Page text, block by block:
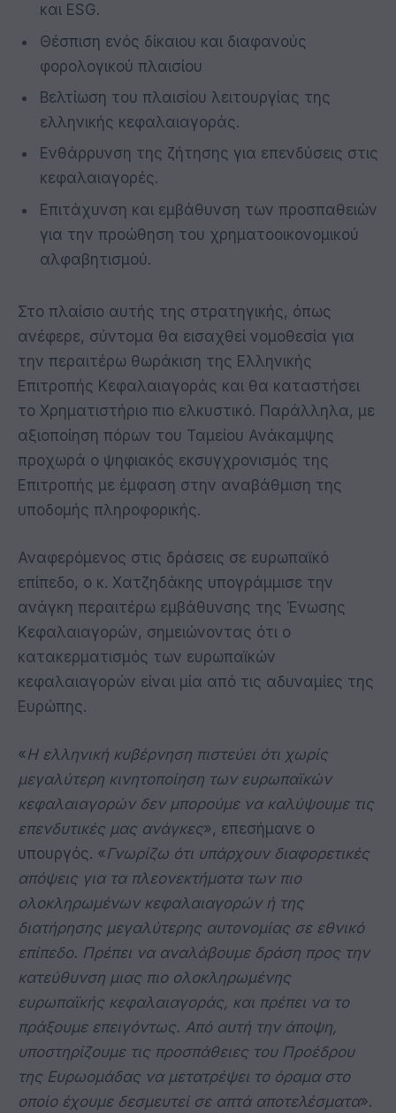
και ESG.
Θέσπιση ενός δίκαιου και διαφανούς
φορολογικού πλαισίου
Βελτίωση του πλαισίου λειτουργίας της
ελληνικής κεφαλαιαγοράς.
Ενθάρρυνση της ζήτησης για επενδύσεις στις
κεφαλαιαγορές.
Επιτάχυνση και εμβάθυνση των προσπαθειών
για την προώθηση του χρηματοοικονομικού
αλφαβητισμού.
Στο πλαίσιο αυτής της στρατηγικής, όπως
ανέφερε, σύντομα θα εισαχθεί νομοθεσία για
την περαιτέρω θωράκιση της Ελληνικής
Επιτροπής Κεφαλαιαγοράς και θα καταστήσει
το Χρηματιστήριο πιο ελκυστικό. Παράλληλα, με
αξιοποίηση πόρων του Ταμείου Ανάκαμψης
προχωρά ο ψηφιακός εκσυγχρονισμός της
Επιτροπής με έμφαση στην αναβάθμιση της
υποδομής πληροφορικής.
Αναφερόμενος στις δράσεις σε ευρωπαϊκό
επίπεδο, ο κ. Χατζηδάκης υπογράμμισε την
ανάγκη περαιτέρω εμβάθυνσης της Ένωσης
Κεφαλαιαγορών, σημειώνοντας ότι ο
κατακερματισμός των ευρωπαϊκών
κεφαλαιαγορών είναι μία από τις αδυναμίες της
Ευρώπης.
«Η ελληνική κυβέρνηση πιστεύει ότι χωρίς
μεγαλύτερη κινητοποίηση των ευρωπαϊκών
κεφαλαιαγορών δεν μπορούμε να καλύψουμε τις
επενδυτικές μας ανάγκες», επεσήμανε ο
υπουργός. «Γνωρίζω ότι υπάρχουν διαφορετικές
απόψεις για τα πλεονεκτήματα των πιο
ολοκληρωμένων κεφαλαιαγορών ή της
διατήρησης μεγαλύτερης αυτονομίας σε εθνικό
επίπεδο. Πρέπει να αναλάβουμε δράση προς την
κατεύθυνση μιας πιο ολοκληρωμένης
ευρωπαϊκής κεφαλαιαγοράς, και πρέπει να το
πράξουμε επειγόντως. Από αυτή την άποψη,
υποστηρίζουμε τις προσπάθειες του Προέδρου
της Ευρωομάδας να μετατρέψει το όραμα στο
οποίο έχουμε δεσμευτεί σε απτά αποτελέσματα».